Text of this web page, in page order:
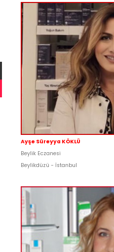
Ayşe Süreyya KÖKLÜ
Beylik Eczanesi
Beylikdüzü - İstanbul